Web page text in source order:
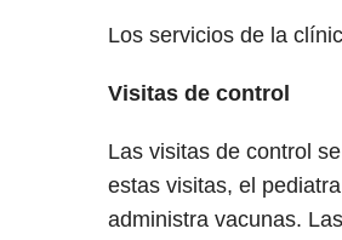
Los servicios de la
Visitas de control
Las visitas de control
estas visitas, el
administra vacunas.